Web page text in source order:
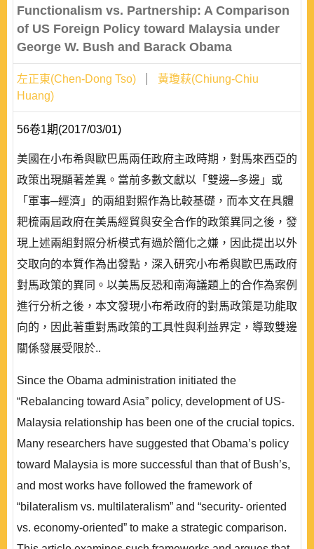
Functionalism vs. Partnership: A Comparison
of US Foreign Policy toward Malaysia under
George W. Bush and Barack Obama
左正東(Chen-Dong Tso)
黃瓊萩(Chiung-Chiu
Huang)
56卷1期(2017/03/01)
美國在小布希與歐巴馬兩任政府主政時期，對馬來西亞的
政策出現顯著差異。當前多數文獻以「雙邊─多邊」或
「軍事─經濟」的兩組對照作為比較基礎，而本文在具體
耙梳兩屆政府在美馬經貿與安全合作的政策異同之後，發
現上述兩組對照分析模式有過於簡化之嫌，因此提出以外
交取向的本質作為出發點，深入研究小布希與歐巴馬政府
對馬政策的異同。以美馬反恐和南海議題上的合作為案例
進行分析之後，本文發現小布希政府的對馬政策是功能取
向的，因此著重對馬政策的工具性與利益界定，導致雙邊
關係發展受限於..
Since the Obama administration initiated the
“Rebalancing toward Asia” policy, development of US-
Malaysia relationship has been one of the crucial topics.
Many researchers have suggested that Obama’s policy
toward Malaysia is more successful than that of Bush’s,
and most works have followed the framework of
“bilateralism vs. multilateralism” and “security- oriented
vs. economy-oriented” to make a strategic comparison.